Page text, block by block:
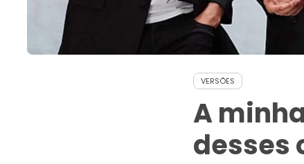
VERSÕES
A
desses